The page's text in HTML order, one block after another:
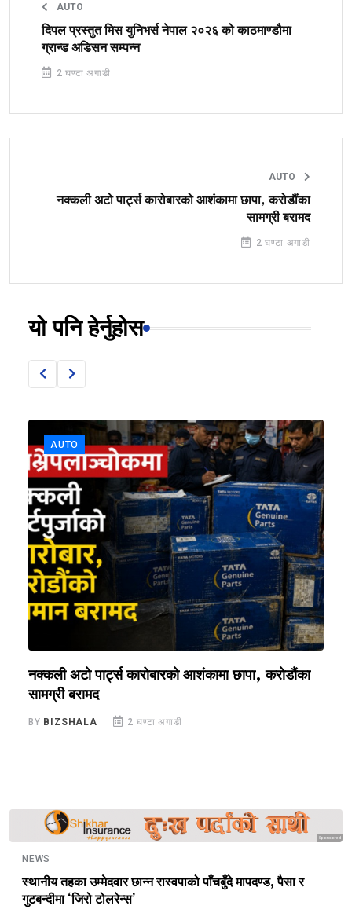
AUTO
दिपल प्रस्तुत मिस युनिभर्स नेपाल २०२६ को काठमाण्डौमा
ग्रान्ड अडिसन सम्पन्न
2 घण्टा अगाडी
AUTO
नक्कली अटो पार्ट्स कारोबारको आशंकामा छापा, करोडौंका
सामग्री बरामद
2 घण्टा अगाडी
यो पनि हेर्नुहोस
AUTO
नक्कली अटो पार्ट्स कारोबारको आशंकामा छापा, करोडौंका
सामग्री बरामद
BY BIZSHALA 2 घण्टा अगाडी
Sponsored
NEWS
स्थानीय तहका उम्मेदवार छान्न रास्वपाको पाँचबुँदे मापदण्ड, पैसा र
गुटबन्दीमा ‘जिरो टोलरेन्स’